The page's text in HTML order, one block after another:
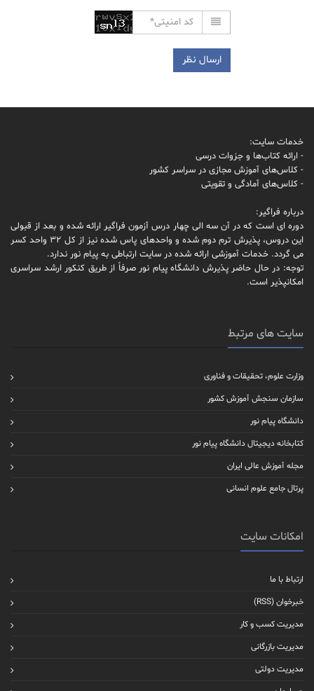
خدمات سایت:
- ارائه کتاب‌ها و جزوات درسی
- کلاس‌های آموزش مجازی در سراسر کشور
- کلاس‌های آمادگی و تقویتی
درباره فراگیر:
دوره ای است که در آن سه الی چهار درس آزمون فراگیر ارائه شده و بعد از قبولی
این دروس، پذیرش ترم دوم شده و واحدهای پاس شده نیز از کل 32 واحد کسر
می گردد. خدمات آموزشی ارائه شده در سایت ارتباطی به پیام نور ندارد.
توجه: در حال حاضر پذیرش دانشگاه پیام نور صرفاً از طریق کنکور ارشد سراسری
امکانپذیر است.
سایت های مرتبط
وزارت علوم، تحقیقات و فناوری
سازمان سنجش آموزش کشور
دانشگاه پیام نور
کتابخانه دیجیتال دانشگاه پیام نور
مجله آموزش عالی ایران
پرتال جامع علوم انسانی
امکانات سایت
ارتباط با ما
خبرخوان (RSS)
مدیریت کسب و کار
مدیریت بازرگانی
مدیریت دولتی